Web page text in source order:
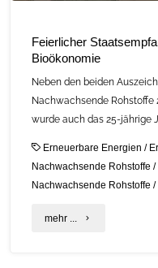
Feierlicher
Bioökonomie
Neben den beiden
Nachwachsende Rohstoffe
wurde auch das 25-jährige
Erneuerbare Energien /
Nachwachsende Rohstoffe /
Nachwachsende Rohstoffe /
mehr ... "Feierlicher